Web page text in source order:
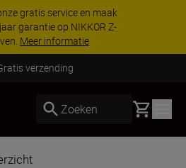
gratis service en maak
garantie op NIKKOR Z-
Meer informatie
verzending
Zoeken Basket